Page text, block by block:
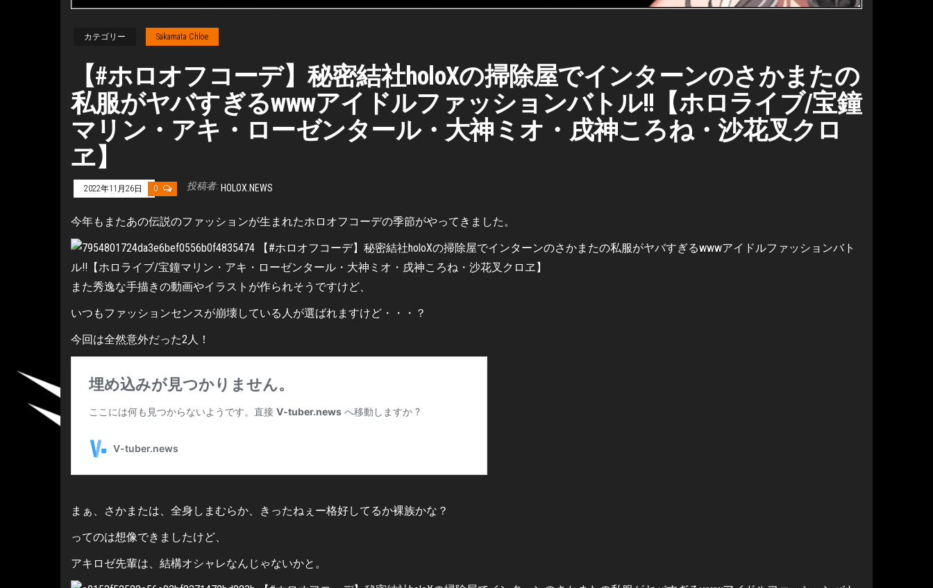
カテゴリー Sakamata Chloe
【#ホロオフコーデ】秘密結社holoXの掃除屋でインターンのさかまたの
私服がヤバすぎるwwwアイドルファッションバトル!!【ホロライブ/宝鐘
マリン・アキ・ローゼンタール・大神ミオ・戌神ころね・沙花叉クロ
ヱ】
2022年11月26日 0 投稿者: HOLOX.NEWS
今年もまたあの伝説のファッションが生まれたホロオフコーデの季節がやってきました。
また秀逸な手描きの動画やイラストが作られそうですけど、
いつもファッションセンスが崩壊している人が選ばれますけど・・・？
今回は全然意外だった2人！
まぁ、さかまたは、全身しまむらか、きったねぇー格好してるか裸族かな？
ってのは想像できましたけど、
アキロゼ先輩は、結構オシャレなんじゃないかと。